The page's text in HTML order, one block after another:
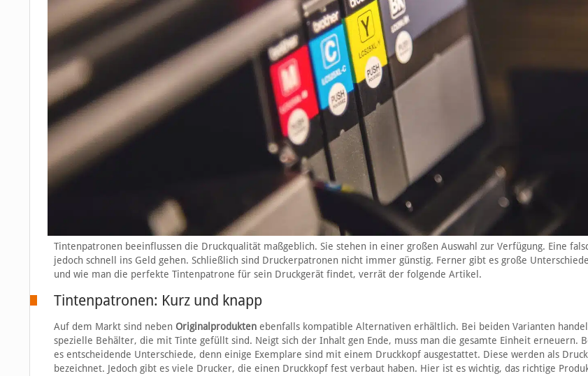
Tintenpatronen beeinflussen die Druckqualität maßgeblich. Sie stehen in einer großen Auswahl zur Verfügung. Eine
jedoch schnell ins Geld gehen. Schließlich sind Druckerpatronen nicht immer günstig. Ferner gibt es große
und wie man die perfekte Tintenpatrone für sein Druckgerät findet, verrät der folgende Artikel.
Tintenpatronen: Kurz und knapp
Auf dem Markt sind neben Originalproduktenebenfalls kompatible Alternativen erhältlich. Bei beiden Varianten
spezielle Behälter, die mit Tinte gefüllt sind. Neigt sich der Inhalt gen Ende, muss man die gesamte Einheit erneuern.
es entscheidende Unterschiede, denn einige Exemplare sind mit einem Druckkopf ausgestattet. Diese werden als
bezeichnet. Jedoch gibt es viele Drucker, die einen Druckkopf fest verbaut haben. Hier ist es wichtig, das richtige